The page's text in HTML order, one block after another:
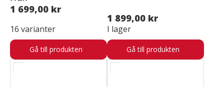
1 699,00 kr
16 varianter
Gå till produkten
1 899,00 kr
I lager
Gå till produkten